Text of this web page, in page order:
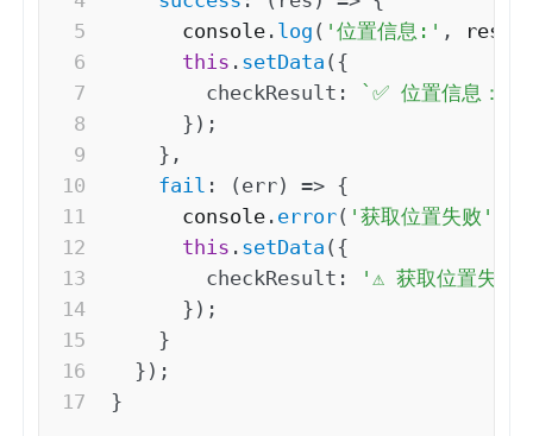
      console
. log ( '位置信息:' , res
this . setData ( {
checkResult : `✅ 位置信息：
} ) ;
} ,
fail : ( err) => {
      console
. error( '获取位置失败'
this . setData ( {
checkResult :
'⚠️ 获取位置失败
} ) ;
}
} ) ;
}